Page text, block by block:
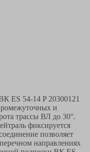
ES 54-14 P 20300121
и
трассы ВЛ до 30°.
фиксируется
позволяет
направлениях